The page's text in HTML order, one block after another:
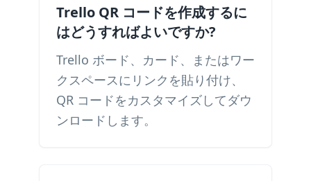
Trello QR コードを作成するに
はどうすればよいですか?
Trello ボード、カード、またはワー
クスペースにリンクを貼り付け、
QR コードをカスタマイズしてダウ
ンロードします。